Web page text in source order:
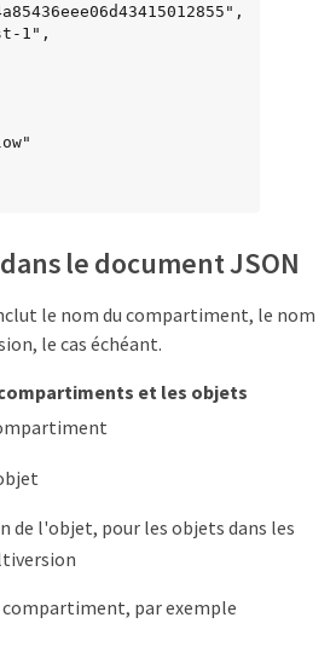
le document JSON
le nom du compartiment, le nom
le cas échéant.
et les objets
de l'objet, pour les objets dans les
compartiment, par exemple